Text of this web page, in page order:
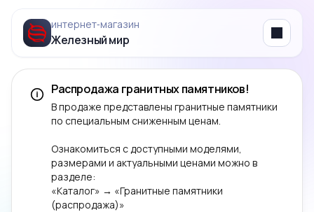
интернет‑магазин
Железный мир Menu
Распродажа гранитных памятников!
В продаже представлены гранитные памятники
по специальным сниженным ценам.
Ознакомиться с доступными моделями,
размерами и актуальными ценами можно в
разделе:
«Каталог» → «Гранитные памятники
(распродажа)»